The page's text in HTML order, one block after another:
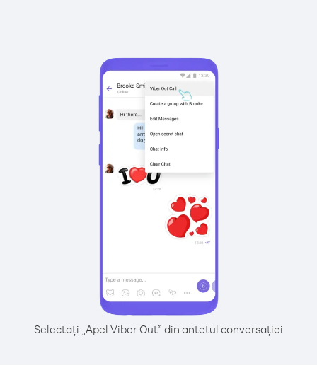
Selectați „Apel Viber Out” din antetul conversației